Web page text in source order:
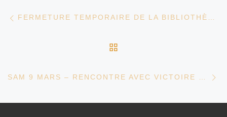
FERMETURE TEMPORAIRE DE LA BIBLIOTHÈQUE DE BOITSFORT